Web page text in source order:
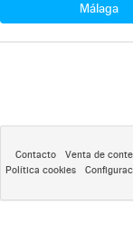
Málaga
Contacto Venta de
Política cookies